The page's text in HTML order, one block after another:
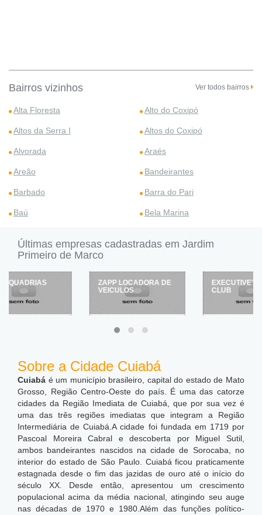
Bairros vizinhos Ver todos bairros
Alta Floresta Alto do Coxipó
Altos da Serra I Altos do Coxipó
Alvorada Araés
Areão Bandeirantes
Barbado Barra do Pari
Baú Bela Marina
Últimas empresas cadastradas em Jardim
Primeiro de Marco
ZAPP LOCADORA DE
EXECUTIVE'S NIGHT
Sobre a Cidade Cuiabá
Cuiabá é um município brasileiro, capital do estado de Mato
Grosso, Região Centro-Oeste do país. É uma das catorze
cidades da Região Imediata de Cuiabá, que por sua vez é
uma das três regiões imediatas que integram a Região
Intermediária de Cuiabá.A cidade foi fundada em 1719 por
Pascoal Moreira Cabral e descoberta por Miguel Sutil,
ambos bandeirantes nascidos na cidade de Sorocaba, no
interior do estado de São Paulo. Cuiabá ficou praticamente
estagnada desde o fim das jazidas de ouro até o início do
século XX. Desde então, apresentou um crescimento
populacional acima da média nacional, atingindo seu auge
nas décadas de 1970 e 1980.Além das funções político-